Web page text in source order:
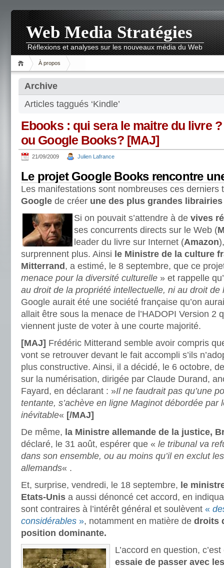
Web Media Stratégies
Réflexions et analyses sur les nouveaux média du Web
À propos
Archive
Articles taggués ‘Kindle’
Ebooks : qui sera le maitre du livre
ou Google Books? [MAJ]
21/09/2009 Julien Lafrance
Le projet Google Books rencontre
Les manifestations sont nombreuses ces derniers
Google de créer une des plus grandes
Si on pouvait s’attendre à de vives
ses concurrents directs sur le Web (
leader du livre sur Internet (Amazon
surprennent plus. Ainsi le Ministre de la culture
Mitterrand , a estimé, le 8 septembre, que ce
menace pour la diversité culturelle » et rappelle
au droit de la propriété intellectuelle, ni au droit de
Google aurait été une société française qu’on
allait être sous la menace de l’HADOPI Version 2
viennent juste de voter à une courte majorité.
[MAJ] Frédéric Mitterand semble avoir compris
vont se retrouver devant le fait accompli s’ils
plus constructive. Ainsi, il a décidé, le 6 octobre,
sur la numérisation, dirigée par Claude Durand,
Fayard, en déclarant : »Il ne faudrait pas qu’une
tentante, s’achève en ligne Maginot débordée par
inévitable« [/MAJ]
De même, la Ministre allemande de la justice,
déclaré, le 31 août, espérer que « le tribunal va
dans son ensemble, ou au moins qu’il en exclut
allemands« .
Et, surprise, vendredi, le 18 septembre, le
Etats-Unis a aussi dénoncé cet accord, en
sont contraires à l’intérêt général et soulèvent «
considérables », notamment en matière de droits
position dominante.
L’accord en question,
essaie de passer avec